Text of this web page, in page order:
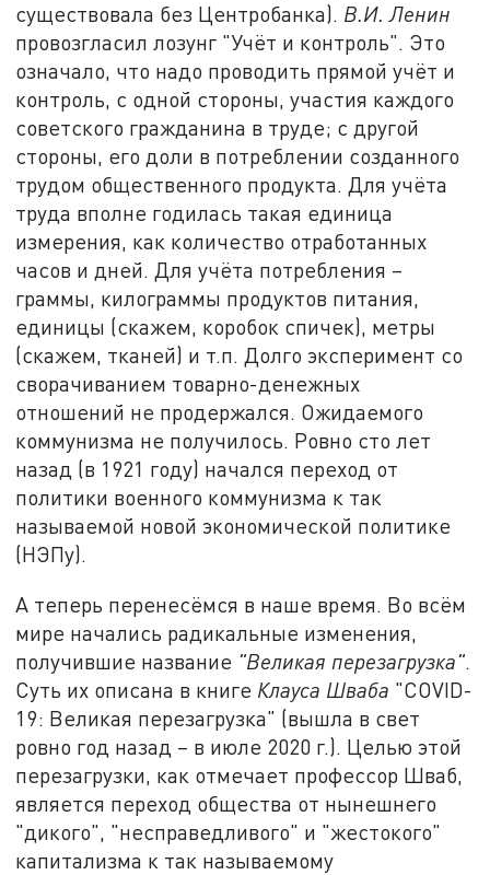
существовала без Центробанка). В.И. Ленин
провозгласил лозунг "Учёт и контроль". Это
означало, что надо проводить прямой учёт и
контроль, с одной стороны, участия каждого
советского гражданина в труде; с другой
стороны, его доли в потреблении созданного
трудом общественного продукта. Для учёта
труда вполне годилась такая единица
измерения, как количество отработанных
часов и дней. Для учёта потребления –
граммы, килограммы продуктов питания,
единицы (скажем, коробок спичек), метры
(скажем, тканей) и т.п. Долго эксперимент со
сворачиванием товарно-денежных
отношений не продержался. Ожидаемого
коммунизма не получилось. Ровно сто лет
назад (в 1921 году) начался переход от
политики военного коммунизма к так
называемой новой экономической политике
(НЭПу).
А теперь перенесёмся в наше время. Во всём
мире начались радикальные изменения,
получившие название "Великая перезагрузка".
Суть их описана в книге Клауса Шваба "COVID-
19: Великая перезагрузка" (вышла в свет
ровно год назад – в июле 2020 г.). Целью этой
перезагрузки, как отмечает профессор Шваб,
является переход общества от нынешнего
"дикого", "несправедливого" и "жестокого"
капитализма к так называемому